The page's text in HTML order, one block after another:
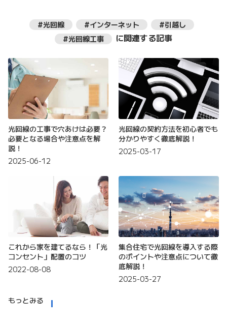
#光回線 #インターネット
#引越し
#光回線工事
に関連する記事
光回線の工事で穴あけは必要？
必要となる場合や注意点を解
説！
2025-06-12
光回線の契約方法を初心者でも
分かりやすく徹底解説！
2025-03-17
これから家を建てるなら！「光
コンセント」配置のコツ
2022-08-08
集合住宅で光回線を導入する際
のポイントや注意点について徹
底解説！
2025-03-27
もっとみる